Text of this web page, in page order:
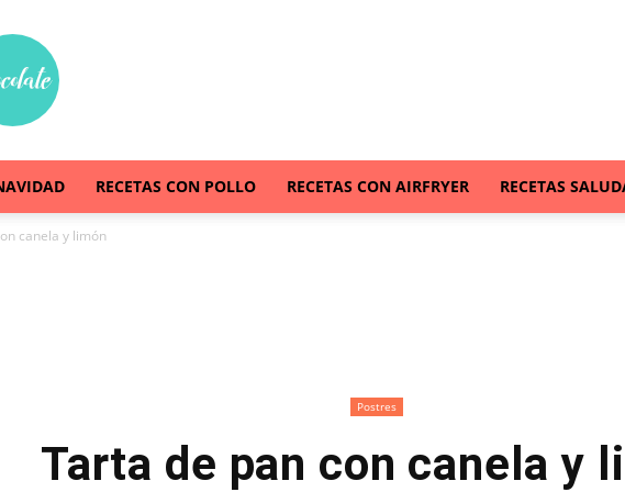
RECETAS CON POLLO RECETAS CON AIRFRYER RECETAS
canela y limón
Postres
Tarta de pan con canela y